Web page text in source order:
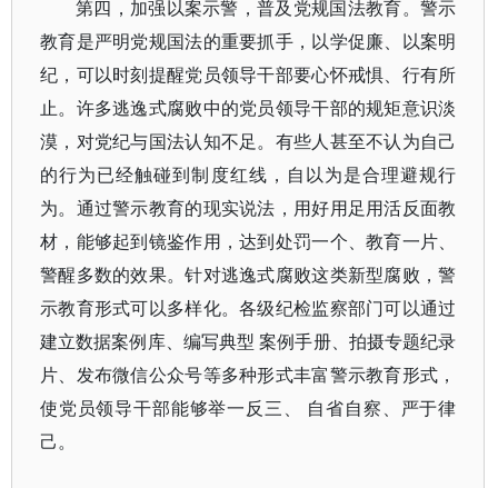
第四，加强以案示警，普及党规国法教育。警示
教育是严明党规国法的重要抓手，以学促廉、以案明
纪，可以时刻提醒党员领导干部要心怀戒惧、行有所
止。许多逃逸式腐败中的党员领导干部的规矩意识淡
漠，对党纪与国法认知不足。有些人甚至不认为自己
的行为已经触碰到制度红线，自以为是合理避规行
为。通过警示教育的现实说法，用好用足用活反面教
材，能够起到镜鉴作用，达到处罚一个、教育一片、
警醒多数的效果。针对逃逸式腐败这类新型腐败，警
示教育形式可以多样化。各级纪检监察部门可以通过
建立数据案例库、编写典型 案例手册、拍摄专题纪录
片、发布微信公众号等多种形式丰富警示教育形式，
使党员领导干部能够举一反三、 自省自察、严于律
己。